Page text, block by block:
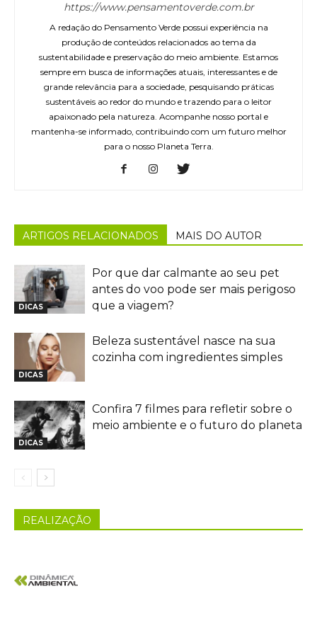
https://www.pensamentoverde.com.br
A redação do Pensamento Verde possui experiência na
produção de conteúdos relacionados ao tema da
sustentabilidade e preservação do meio ambiente. Estamos
sempre em busca de informações atuais, interessantes e de
grande relevância para a sociedade, pesquisando práticas
sustentáveis ao redor do mundo e trazendo para o leitor
apaixonado pela natureza. Acompanhe nosso portal e
mantenha-se informado, contribuindo com um futuro melhor
para o nosso Planeta Terra.
ARTIGOS RELACIONADOS MAIS DO AUTOR
DICAS
Por que dar calmante ao seu pet
antes do voo pode ser mais perigoso
que a viagem?
DICAS
Beleza sustentável nasce na sua
cozinha com ingredientes simples
DICAS
Confira 7 filmes para refletir sobre o
meio ambiente e o futuro do planeta
REALIZAÇÃO